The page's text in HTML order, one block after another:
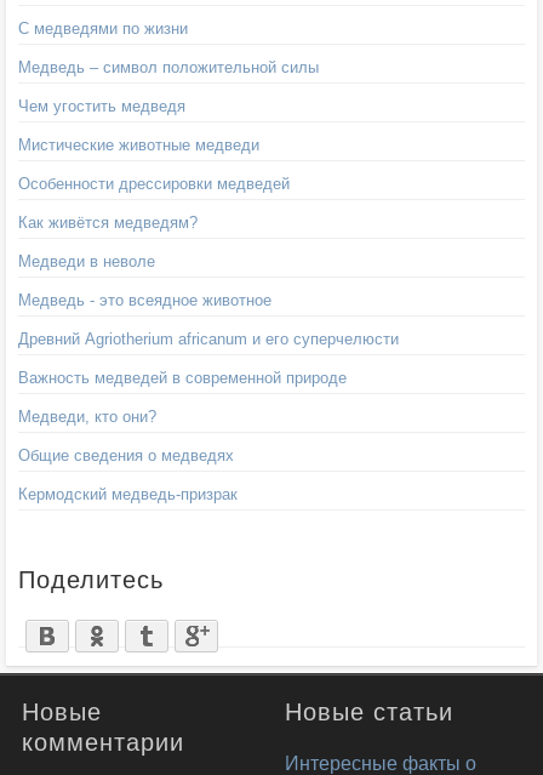
С медведями по жизни
Медведь – символ положительной силы
Чем угостить медведя
Мистические животные медведи
Особенности дрессировки медведей
Как живётся медведям?
Медведи в неволе
Медведь - это всеядное животное
Древний Agriotherium africanum и его суперчелюсти
Важность медведей в современной природе
Медведи, кто они?
Общие сведения о медведях
Кермодский медведь-призрак
Поделитесь
Новые
комментарии
Новые статьи
Интересные факты о